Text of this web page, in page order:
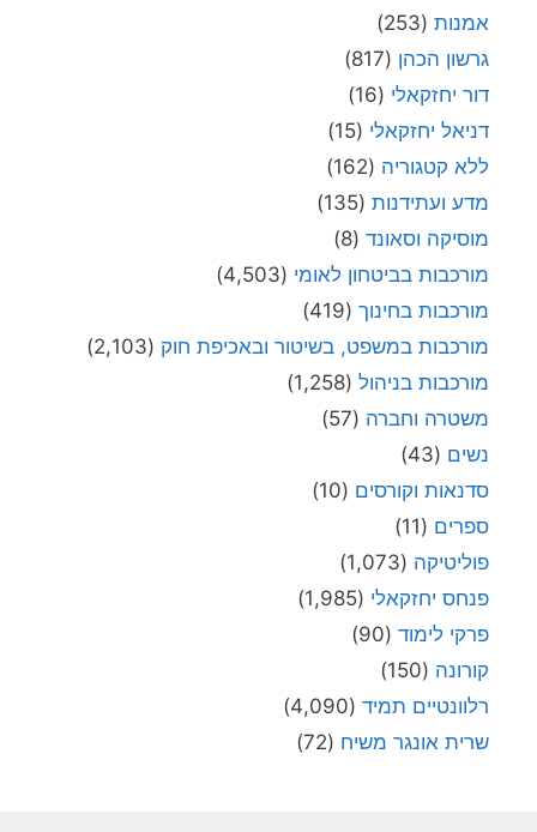
אמנות (253)
גרשון הכהן (817)
דור יחזקאלי (16)
דניאל יחזקאלי (15)
ללא קטגוריה (162)
מדע ועתידנות (135)
מוסיקה וסאונד (8)
מורכבות בביטחון לאומי (4,503)
מורכבות בחינוך (419)
מורכבות במשפט, בשיטור ובאכיפת חוק (2,103)
מורכבות בניהול (1,258)
משטרה וחברה (57)
נשים (43)
סדנאות וקורסים (10)
ספרים (11)
פוליטיקה (1,073)
פנחס יחזקאלי (1,985)
פרקי לימוד (90)
קורונה (150)
רלוונטיים תמיד (4,090)
שרית אונגר משיח (72)